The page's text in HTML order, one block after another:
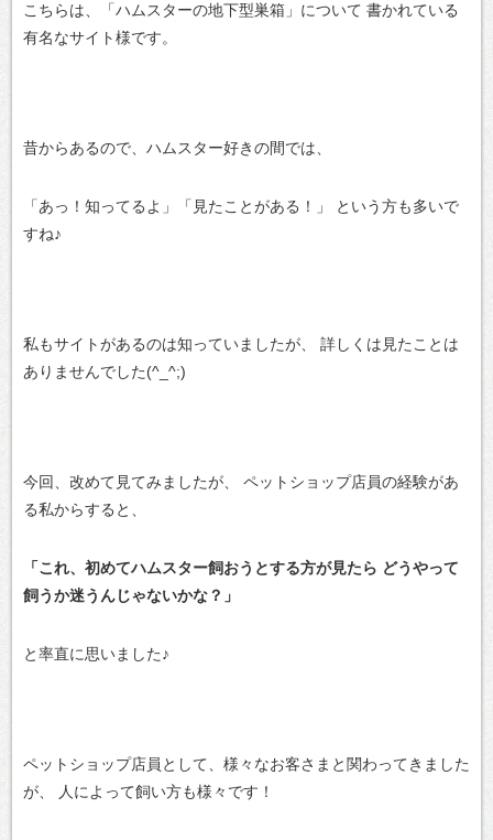
こちらは、「ハムスターの地下型巣箱」について 書かれている
有名なサイト様です。
昔からあるので、ハムスター好きの間では、
「あっ！知ってるよ」「見たことがある！」
という方も多いで
すね♪
私もサイトがあるのは知っていましたが、
詳しくは見たことは
ありませんでした(^_^;)
今回、改めて見てみましたが、
ペットショップ店員の経験があ
る私からすると、
「これ、初めてハムスター飼おうとする方が見たら どうやって
飼うか迷うんじゃないかな？」
と率直に思いました♪
ペットショップ店員として、様々なお客さまと関わってきました
が、
人によって飼い方も様々です！